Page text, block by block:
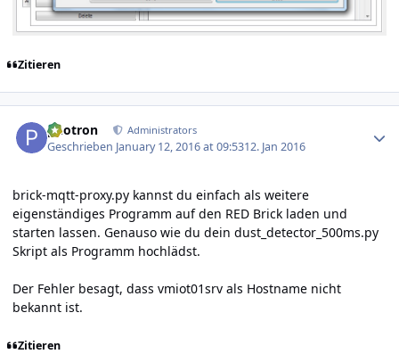
Zitieren
photron Administrators
Geschrieben January 12, 2016 at 09:5312. Jan 2016
brick-mqtt-proxy.py kannst du einfach als weitere
eigenständiges Programm auf den RED Brick laden und
starten lassen. Genauso wie du dein dust_detector_500ms.py
Skript als Programm hochlädst.
Der Fehler besagt, dass vmiot01srv als Hostname nicht
bekannt ist.
Zitieren